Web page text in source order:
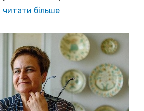
читати більше